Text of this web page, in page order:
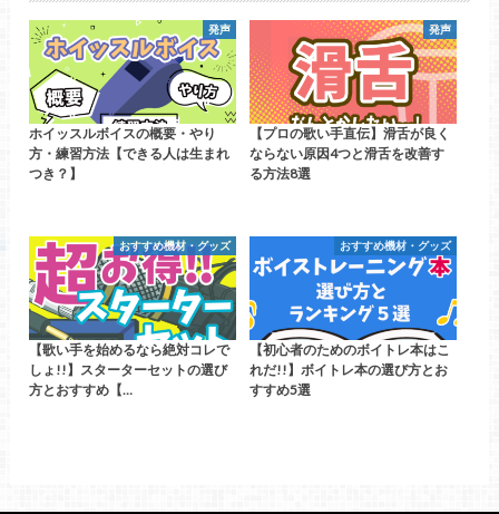
発声
ホイッスルボイスの概要・やり
方・練習方法【できる人は生まれ
つき？】
発声
【プロの歌い手直伝】滑舌が良く
ならない原因4つと滑舌を改善す
る方法8選
おすすめ機材・グッズ
【歌い手を始めるなら絶対コレで
しょ!!】スターターセットの選び
方とおすすめ【…
おすすめ機材・グッズ
【初心者のためのボイトレ本はこ
れだ!!】ボイトレ本の選び方とお
すすめ5選